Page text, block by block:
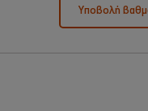
Υποβολή